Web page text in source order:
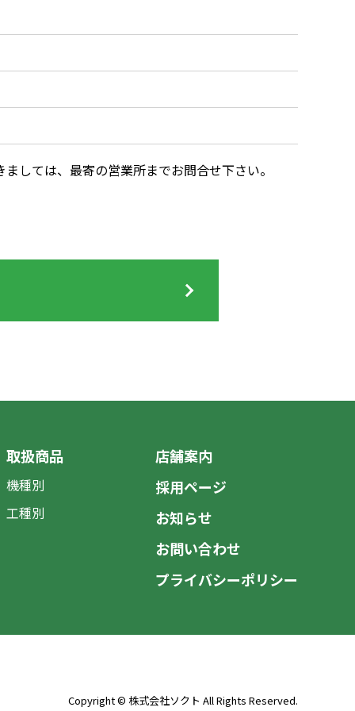
しては、最寄の営業所までお問合せ下さい。
取扱商品
機種別
工種別
店舗案内
採用ページ
お知らせ
お問い合わせ
プライバシーポリシー
Copyright © 株式会社ソクト All Rights Reserved.